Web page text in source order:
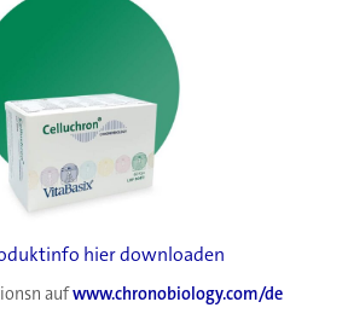
hier downloaden
aufwww.chronobiology.com/de